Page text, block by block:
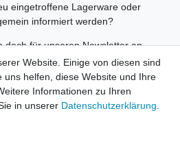
eingetroffene Lagerware oder
informiert werden?
doch für unseren Newsletter an.
Sie nachfolgend:
!
Website. Einige von diesen sind
uns helfen, diese Website und Ihre
Informationen zu Ihren
in unserer Daten­schutz­erklärung